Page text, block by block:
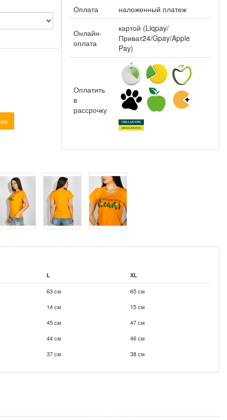
Оплата
наложенный платеж
Онлайн-
оплата
картой (Liqpay/
Приват24/Gpay/Apple
Pay)
Оплатить
в
рассрочку
L XL
63 см
65 см
14 см
15 см
45 см
47 см
44 см
46 см
37 см 38 см